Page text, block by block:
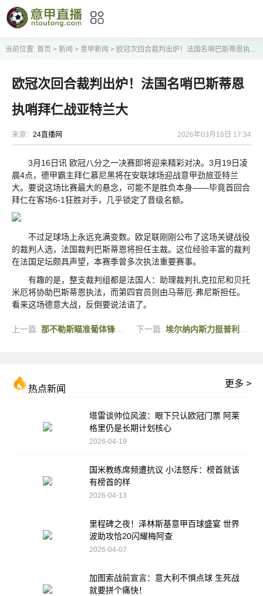
当前位置: 首页 > 新闻 > 意甲新闻 > 欧冠次回合裁判出炉！法国名哨巴斯蒂恩执哨拜仁战亚特兰大
欧冠次回合裁判出炉！法国名哨巴斯蒂恩
执哨拜仁战亚特兰大
来源： 24直播网 2026年03月16日 17:34
3月16日讯 欧冠八分之一决赛即将迎来精彩对决。3月19日凌
晨4点，德甲霸主拜仁慕尼黑将在安联球场迎战意甲劲旅亚特兰
大。要说这场比赛最大的悬念，可能不是胜负本身——毕竟首回合
拜仁在客场6-1狂胜对手，几乎锁定了晋级名额。
不过足球场上永远充满变数。欧足联刚刚公布了这场关键战役
的裁判人选，法国裁判巴斯蒂恩将担任主裁。这位经验丰富的裁判
在法国足坛颇具声望，本赛季曾多次执法重要赛事。
有趣的是，整支裁判组都是法国人：助理裁判扎克拉尼和贝托
米厄将协助巴斯蒂恩执法，而第四官员则由马蒂厄·弗尼斯担任。
看来这场德意大战，反倒要说法语了。
上一篇: 那不勒斯瞄准葡体锋线新星 1500万欧买断条款或将激活 下一篇:埃尔纳内斯力挺普利西奇：低迷期助攻彰显价值 首发位置该留给他
热点新闻
更多 >
塔雷谈帅位风波：眼下只认欧冠门票 阿莱
格里仍是长期计划核心
2026-04-19
国米教练席频遭抗议 小法怒斥：榜首就该
有榜首的样
2026-04-13
里程碑之夜！泽林斯基意甲百球盛宴 世界
波助攻恰20闪耀梅阿查
2026-04-07
加图索战前宣言：意大利不惧点球 生死战
就要拼个痛快！